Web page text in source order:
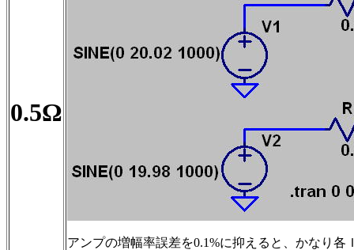
0.5Ω
アンプの増幅率誤差を0.1%に抑えると、かなり